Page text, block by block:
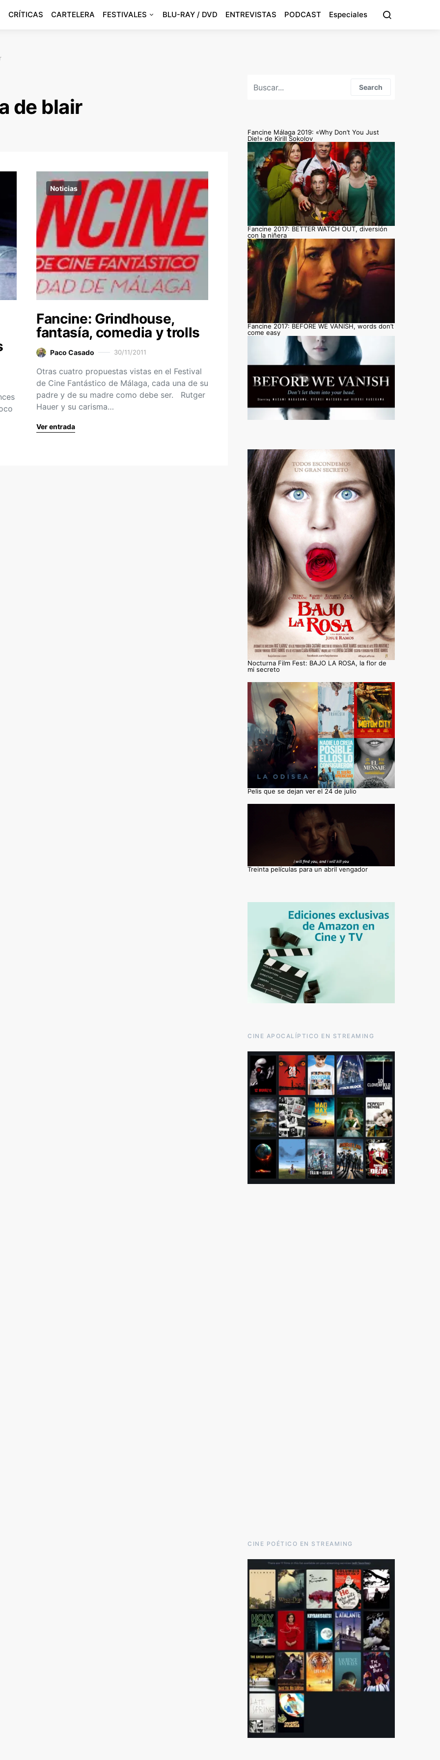
CRÍTICAS CARTELERA FESTIVALES BLU-RAY / DVD ENTREVISTAS PODCAST Especiales
de blair
Noticias
Fancine: Grindhouse,
fantasía, comedia y trolls
Paco Casado 30/11/2011
Otras cuatro propuestas vistas en el Festival
de Cine Fantástico de Málaga, cada una de su
padre y de su madre como debe ser. Rutger
Hauer y su carisma…
Ver entrada
Search
Fancine Málaga 2019: «Why Don’t You Just
Die!» de Kirill Sokolov
Fancine 2017: BETTER WATCH OUT, diversión
con la niñera
Fancine 2017: BEFORE WE VANISH, words don’t
come easy
Nocturna Film Fest: BAJO LA ROSA, la flor de
mi secreto
Pelis que se dejan ver el 24 de julio
Treinta películas para un abril vengador
CINE APOCALÍPTICO EN STREAMING
CINE POÉTICO EN STREAMING